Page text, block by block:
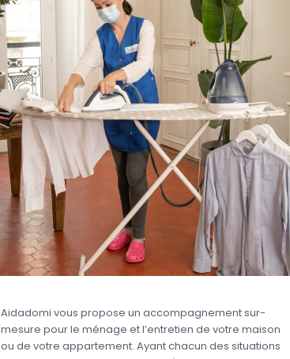
Aidadomi vous propose un accompagnement sur-
mesure pour le ménage et l’entretien de votre maison
ou de votre appartement. Ayant chacun des situations